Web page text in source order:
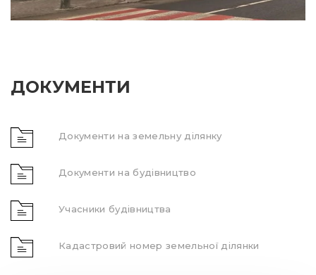
ДОКУМЕНТИ
Документи на земельну ділянку
Документи на будівництво
Учасники будівництва
Кадастровий номер земельної ділянки